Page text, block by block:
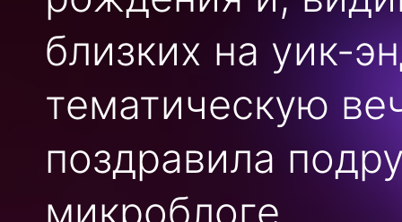
близких на уик-
тематическую
поздравила
микроблоге.